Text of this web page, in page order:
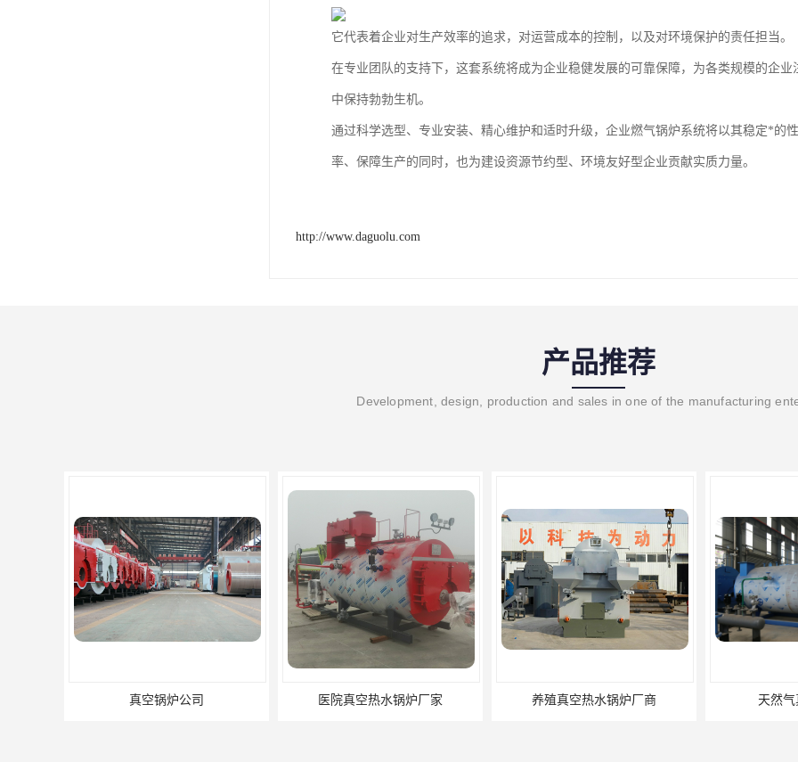
它代表着企业对生产效率的追求，对运营成本的控制，以及对环境保护的责任担当。
在专业团队的支持下，这套系统将成为企业稳健发展的可靠保障，为各类规模的企
中保持勃勃生机。
通过科学选型、专业安装、精心维护和适时升级，企业燃气锅炉系统将以其稳定*的
率、保障生产的同时，也为建设资源节约型、环境友好型企业贡献实质力量。
http://www.daguolu.com
产品推荐
Development, design, production and sales in one of the manufacturing
医院真空热水锅炉厂家 养殖真空热水锅炉厂商 天然气真空炉厂家